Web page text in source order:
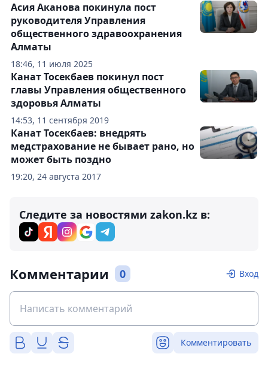
18:46, 11 июля 2025
Асия Аканова покинула пост
руководителя Управления
общественного здравоохранения
Алматы
14:53, 11 сентября 2019
Канат Тосекбаев покинул пост
главы Управления общественного
здоровья Алматы
19:20, 24 августа 2017
Канат Тосекбаев: внедрять
медстрахование не бывает рано, но
может быть поздно
Следите за новостями zakon.kz в:
Комментарии 0 Вход
Комментировать